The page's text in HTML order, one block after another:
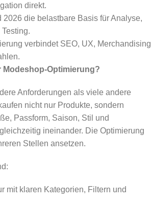
direkt.
2026 die belastbare Basis für Analyse,
verbindet SEO, UX, Merchandising
Modeshop-Optimierung?
Anforderungen als viele andere
nicht nur Produkte, sondern
Passform, Saison, Stil und
ineinander. Die Optimierung
Stellen ansetzen.
mit klaren Kategorien, Filtern und